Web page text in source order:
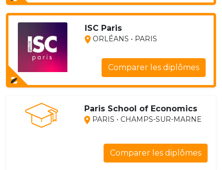
ISC Paris
ORLÉANS • PARIS
Comparer les diplômes
Paris School of Economics
PARIS • CHAMPS-SUR-MARNE
Comparer les diplômes